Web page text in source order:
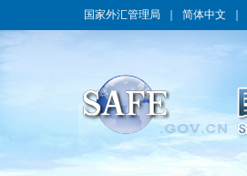
国家外汇管理局 简体中文